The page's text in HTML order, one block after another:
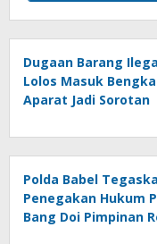
Dugaan Barang
Lolos Masuk
Aparat Jadi Sorotan
Polda Babel
Penegakan Hukum
Bang Doi Pimpinan